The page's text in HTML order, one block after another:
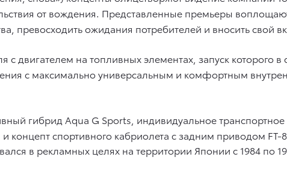
от вождения. Представленные премьеры
превосходить ожидания потребителей и вносить свой
двигателем на топливных элементах, запуск которого
с максимально универсальным и комфортным
гибрид Aqua G Sports, индивидуальное транспортное
концепт спортивного кабриолета с задним приводом
в рекламных целях на территории Японии с 1984 по